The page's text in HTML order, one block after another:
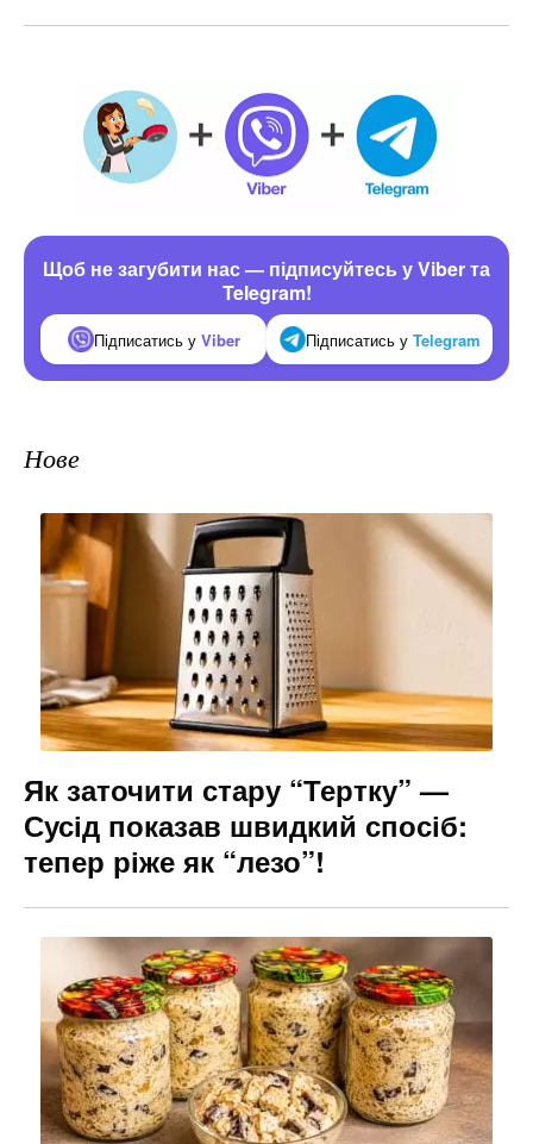
Щоб не загубити нас — підписуйтесь у Viber та
Telegram!
Підписатись у Viber Підписатись у Telegram
Нове
Як заточити стару “Тертку” —
Сусід показав швидкий спосіб:
тепер ріже як “лезо”!